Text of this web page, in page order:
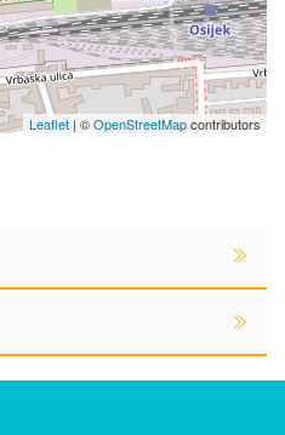
Leaflet | ©OpenStreetMapcontributors